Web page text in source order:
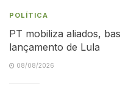
POLÍTICA
PT mobiliza aliados,
lançamento de Lula
08/08/2026